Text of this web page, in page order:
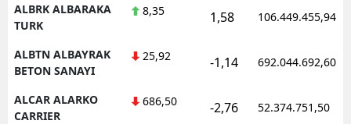
ALBRK ALBARAKA
TURK
8,35 1,58 106.449.455,94
ALBTN ALBAYRAK
BETON SANAYI
25,92 -1,14 692.044.692,60
ALCAR ALARKO
CARRIER
686,50 -2,76 52.374.751,50